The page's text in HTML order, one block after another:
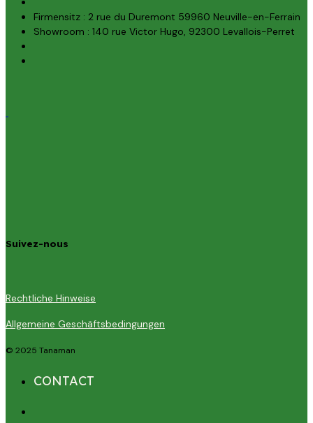
Firmensitz : 2 rue du Duremont 59960 Neuville-en-Ferrain
Showroom : 140 rue Victor Hugo, 92300 Levallois-Perret
Suivez-nous
Rechtliche Hinweise
Allgemeine Geschäftsbedingungen
© 2025 Tanaman
CONTACT